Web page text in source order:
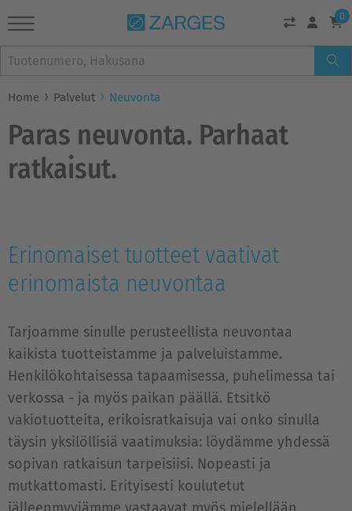
0
Home Palvelut Neuvonta
Paras neuvonta. Parhaat
ratkaisut.
Erinomaiset tuotteet vaativat
erinomaista neuvontaa
Tarjoamme sinulle perusteellista neuvontaa
kaikista tuotteistamme ja palveluistamme.
Henkilökohtaisessa tapaamisessa, puhelimessa tai
verkossa - ja myös paikan päällä. Etsitkö
vakiotuotteita, erikoisratkaisuja vai onko sinulla
täysin yksilöllisiä vaatimuksia: löydämme yhdessä
sopivan ratkaisun tarpeisiisi. Nopeasti ja
mutkattomasti. Erityisesti koulutetut